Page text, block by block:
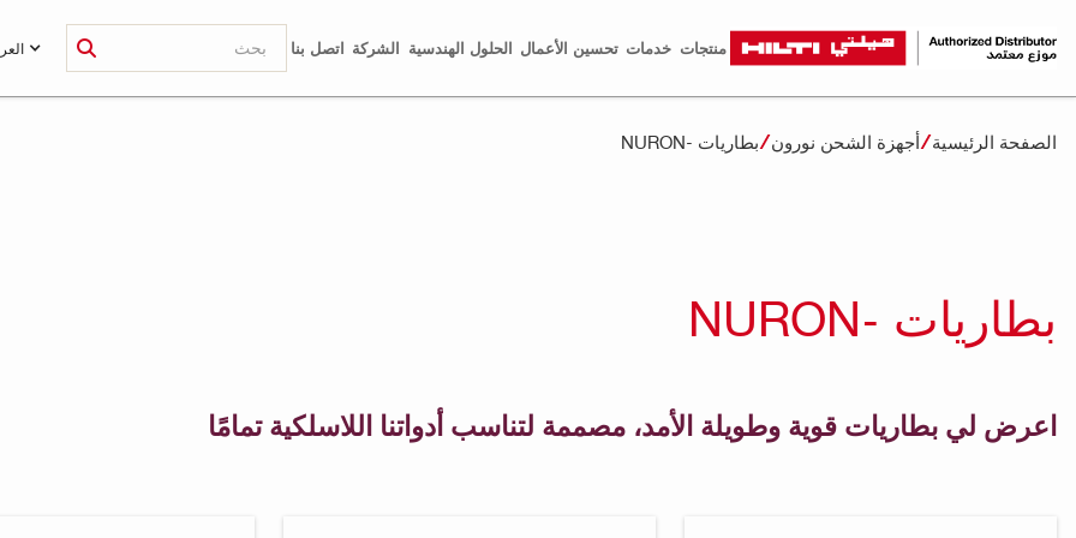
منتجات خدمات تحسين الأعمال الحلول الهندسية الشركة اتصل بنا
الصفحة الرئيسية أجهزة الشحن نورون بطاريات -NURON
بطاريات -NURON
اعرض لي بطاريات قوية وطويلة الأمد، مصممة لتناسب أدواتنا اللاسلكية تمامًا